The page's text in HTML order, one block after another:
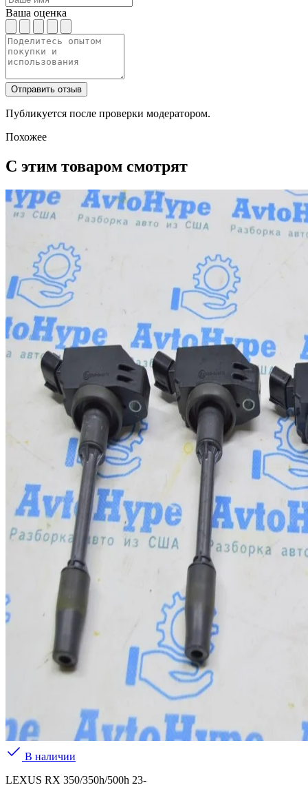
Ваша оценка
Отправить отзыв
Публикуется после проверки модератором.
Похожее
С этим товаром смотрят
В наличии
LEXUS RX 350/350h/500h 23-